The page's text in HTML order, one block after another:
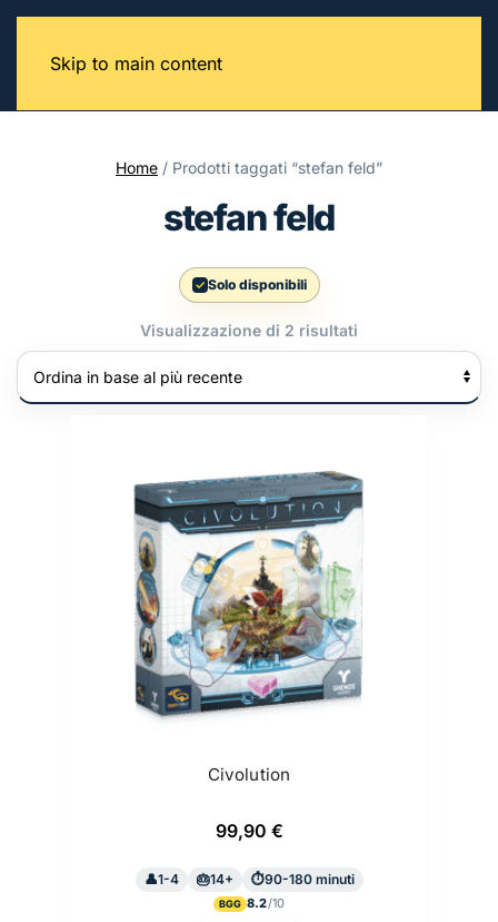
Skip to main content
Home / Prodotti taggati “stefan feld”
stefan feld
Solo disponibili
Visualizzazione di 2 risultati
in
più
Civolution
99,90 €
1-4 14+ 90-180 minuti
BGG 8.2